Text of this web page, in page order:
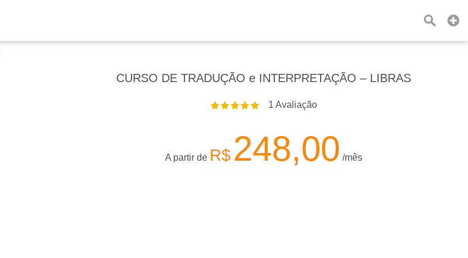
CURSO DE TRADUÇÃO e INTERPRETAÇÃO – LIBRAS
1 Avaliação
A partir de R$ 248,00 /mês